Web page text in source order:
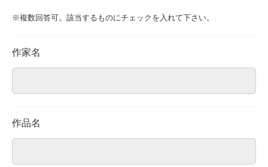
※複数回答可。該当するものにチェックを入れて下さい。
作家名
作品名